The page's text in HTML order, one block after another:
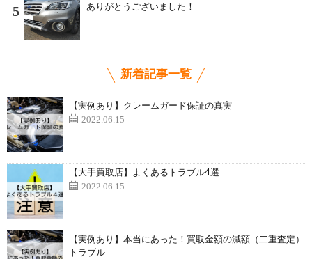
5
ありがとうございました！
新着記事一覧
【実例あり】クレームガード保証の真実
2022.06.15
【大手買取店】よくあるトラブル4選
2022.06.15
【実例あり】本当にあった！買取金額の減額（二重査定）
トラブル